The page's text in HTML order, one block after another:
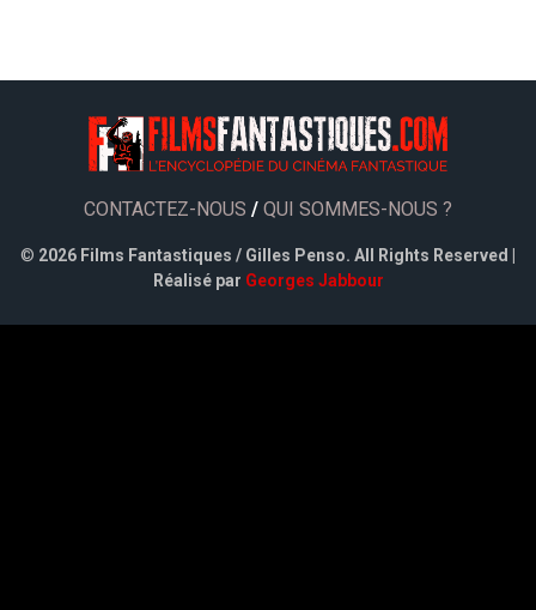
CONTACTEZ-NOUS / QUI SOMMES-NOUS ?
© 2026 Films Fantastiques / Gilles Penso. All Rights Reserved |
Réalisé par Georges Jabbour